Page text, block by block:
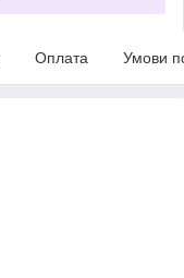
Оплата Умови